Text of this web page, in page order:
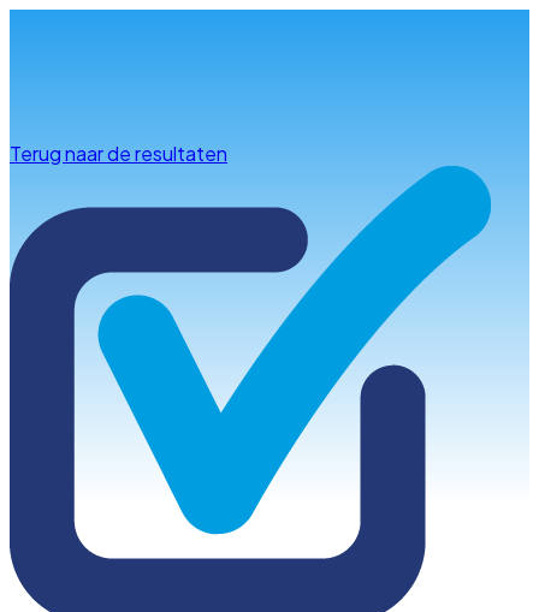
Terug naar de resultaten